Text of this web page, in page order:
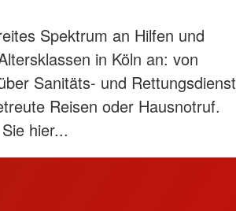
Spektrum an Hilfen und
in Köln an: von
Sanitäts- und Rettungsdienst
Reisen oder Hausnotruf.
hier...